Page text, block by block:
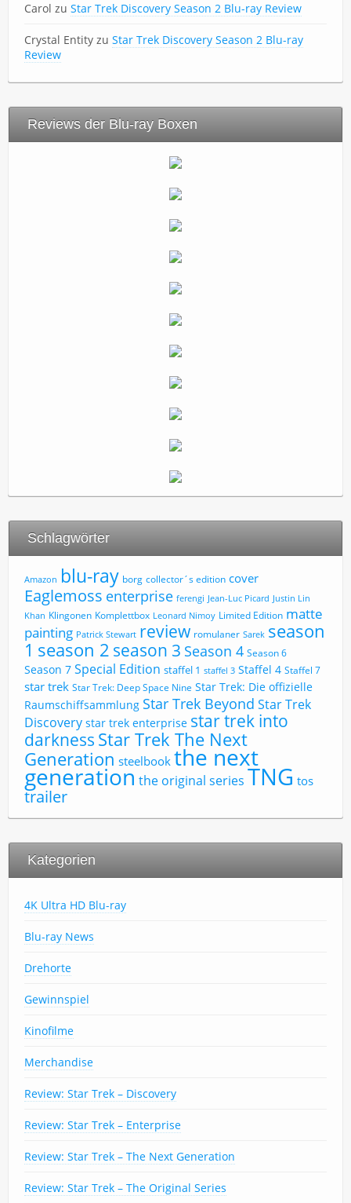
Carol zu Star Trek Discovery Season 2 Blu-ray Review
Crystal Entity zu Star Trek Discovery Season 2 Blu-ray
Review
Reviews der Blu-ray Boxen
Schlagwörter
Amazon blu-ray borg collector´s edition cover
Eaglemoss enterprise ferengi Jean-Luc Picard Justin Lin
Khan Klingonen Komplettbox Leonard Nimoy Limited Edition matte
painting Patrick Stewart review romulaner Sarek season
1 season 2 season 3 Season 4 Season 6
Season 7 Special Edition staffel 1 staffel 3 Staffel 4 Staffel 7
star trek Star Trek: Deep Space Nine Star Trek: Die offizielle
Raumschiffsammlung Star Trek Beyond Star Trek
Discovery star trek enterprise star trek into
darkness Star Trek The Next
Generation steelbook the next
generation the original series TNG tos
trailer
Kategorien
4K Ultra HD Blu-ray
Blu-ray News
Drehorte
Gewinnspiel
Kinofilme
Merchandise
Review: Star Trek – Discovery
Review: Star Trek – Enterprise
Review: Star Trek – The Next Generation
Review: Star Trek – The Original Series